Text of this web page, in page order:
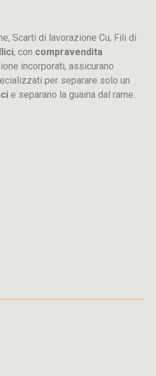
Scarti di lavorazione Cu, Fili di
, con compravendita
incorporati, assicurano
per separare solo un
e separano la guaina dal rame.